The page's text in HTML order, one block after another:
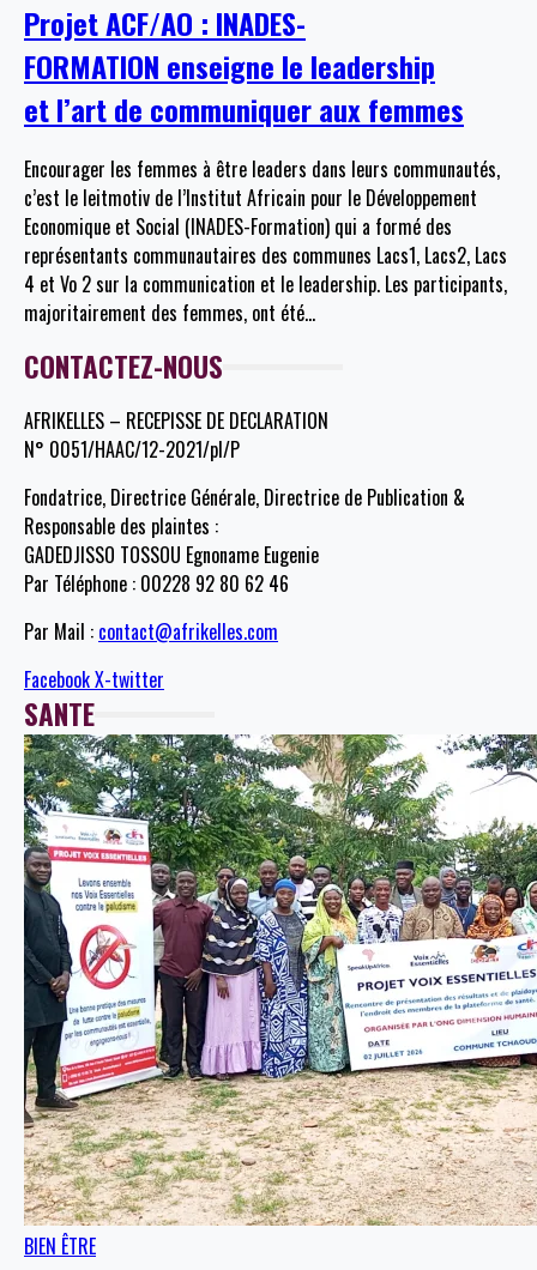
Projet ACF/AO : INADES-
FORMATION enseigne le leadership
et l’art de communiquer aux femmes
Encourager les femmes à être leaders dans leurs communautés,
c’est le leitmotiv de l’Institut Africain pour le Développement
Economique et Social (INADES-Formation) qui a formé des
représentants communautaires des communes Lacs1, Lacs2, Lacs
4 et Vo 2 sur la communication et le leadership. Les participants,
majoritairement des femmes, ont été…
CONTACTEZ-NOUS
AFRIKELLES – RECEPISSE DE DECLARATION
N° 0051/HAAC/12-2021/pl/P
Fondatrice, Directrice Générale, Directrice de Publication &
Responsable des plaintes :
GADEDJISSO TOSSOU Egnoname Eugenie
Par Téléphone : 00228 92 80 62 46
Par Mail : contact@afrikelles.com
FacebookX-twitter
SANTE
BIEN ÊTRE